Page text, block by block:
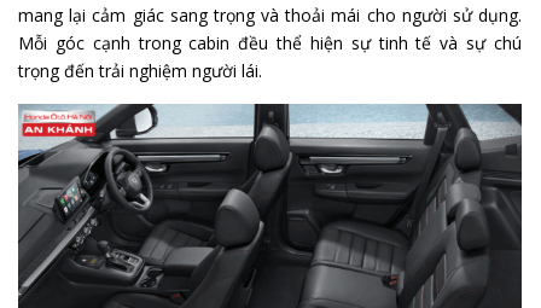
mang lại cảm giác sang trọng và thoải mái cho người sử dụng.
Mỗi góc cạnh trong cabin đều thể hiện sự tinh tế và sự chú
trọng đến trải nghiệm người lái.